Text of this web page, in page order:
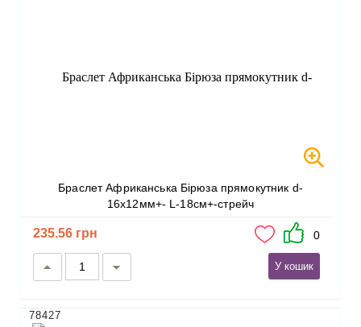
Браслет Африканська Бірюза прямокутник d-
16х12мм+- L-18см+-стрейч
235.56 грн 0
У кошик
78427